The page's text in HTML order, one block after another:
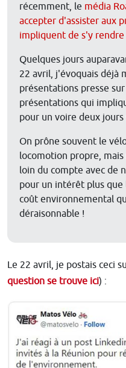
récemment, le média
accepter d'assister aux
impliquent de s'y rendre
Quelques jours
22 avril, j'évoquais déjà
présentations presse
présentations qui
pour un voire deux
On prône souvent le
locomotion propre,
loin du compte avec de
pour un intérêt plus
coût environnemental
déraisonnable !
Le 22 avril, je postais ceci
question se trouve ici) :